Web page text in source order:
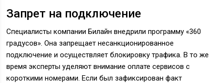
Запрет на подключение
Специалисты компании Билайн внедрили программу «360
градусов». Она запрещает несанкционированное
подключение и осуществляет блокировку трафика. В то же
время эксперты уделяют внимание оплате сервисов с
короткими номерами. Если был зафиксирован факт